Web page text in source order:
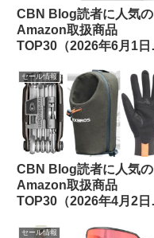
CBN Blog読者に人気の
Amazon取扱商品
TOP30（2026年6月1日
セール情報
CBN Blog読者に人気の
Amazon取扱商品
TOP30（2026年4月2日
セール情報